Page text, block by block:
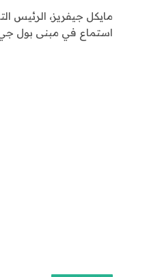
مايكل جيفريز، الرئيس
استماع في مبنى بول جي